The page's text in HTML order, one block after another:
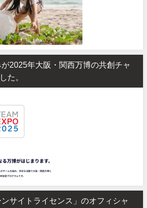
2025年大阪・関西万博の共創チャ
た。
サイトライセンス」のオフィシャ